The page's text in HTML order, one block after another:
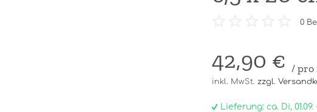
0
42,90 € / pro
inkl. MwSt. zzgl.
Lieferung: ca. Di, 01.09.